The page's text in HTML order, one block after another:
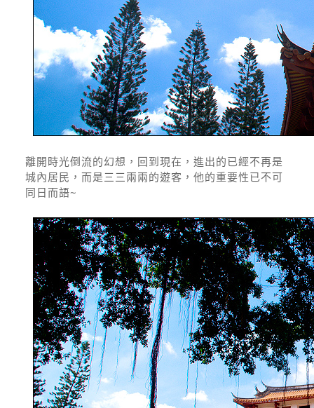
離開時光倒流的幻想，回到現在，進出的已經不再是
城內居民，而是三三兩兩的遊客，他的重要性已不可
同日而語~